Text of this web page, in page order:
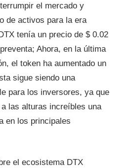
el mercado y
de activos para la era
tenía un precio de $ 0.02
Ahora, en la última
el token ha aumentado un
sigue siendo una
para los inversores, ya que
las alturas increíbles una
en los principales
el ecosistema DTX